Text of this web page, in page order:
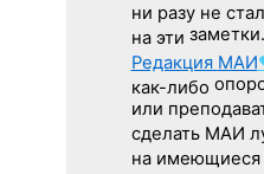
ни разу не
на эти заметки.
Редакция МАИ
как-либо
или
сделать МАИ
на имеющиеся